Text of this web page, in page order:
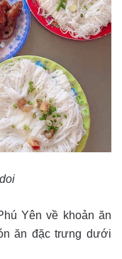
Yên về khoản ăn
ăn đặc trưng dưới